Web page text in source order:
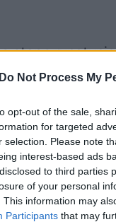
Do Not Process My
opt-out of the sale,
for targeted
selection. Please note
interest-based ads
to third parties
of your personal
This information may
Participants that may
etape
kuri gavo
Nyderlandų,
Kipro,